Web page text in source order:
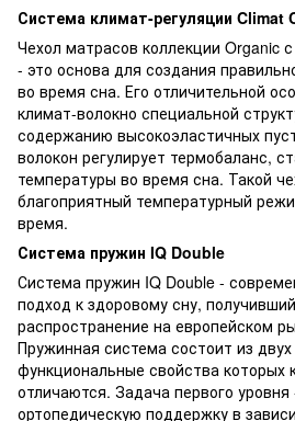
Система климат-регуляции Climat
Чехол матрасов коллекции Organic
- это основа для создания
во время сна. Его отличительной
климат-волокно специальной
содержанию высокоэластичных
волокон регулирует термобаланс,
температуры во время сна. Такой
благоприятный температурный
время.
Система пружин IQ Double
Система пружин IQ Double -
подход к здоровому сну,
распространение на европейском
Пружинная система состоит из двух
функциональные свойства которых
отличаются. Задача первого
ортопедическую поддержку в